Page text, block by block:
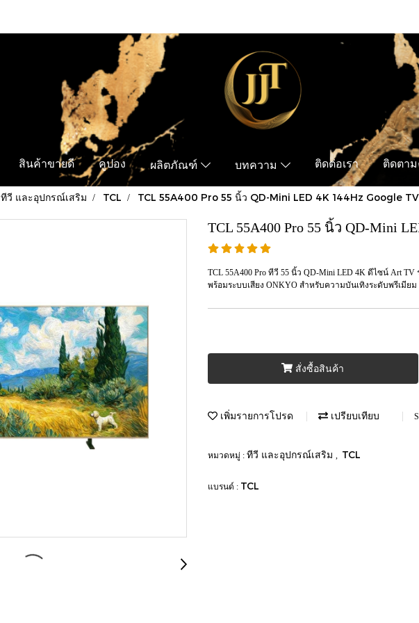
สินค้าขายดี คูปอง ผลิตภัณฑ์ บทความ ติดต่อเรา ติดตา
ทีวี และอุปกรณ์เสริม TCL TCL 55A400 Pro 55 นิ้ว QD-Mini LED 4K 144Hz Google
TCL 55A400 Pro 55 นิ้ว QD-Mini
TCL 55A400 Pro ทีวี 55 นิ้ว QD-Mini LED 4K ดีไซน์ Art TV
พร้อมระบบเสียง ONKYO สำหรับความบันเทิงระดับพรีเมียม
สั่งซื้อสินค้า
เพิ่มรายการโปรด เปรียบเทียบ
หมวดหมู่ : ทีวี และอุปกรณ์เสริม TCL
แบรนด์ : TCL